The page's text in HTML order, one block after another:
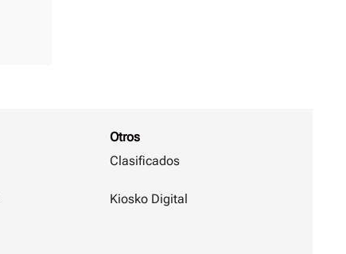
Otros
Clasificados
Kiosko Digital